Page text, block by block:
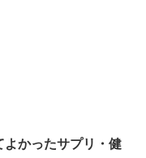
かったサプリ・健